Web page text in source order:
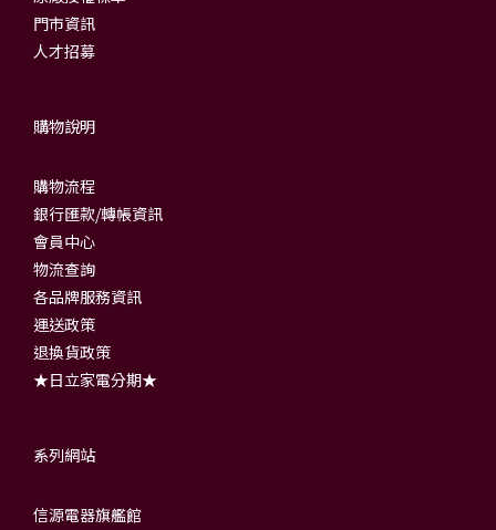
門市資訊
人才招募
購物說明
購物流程
銀行匯款/轉帳資訊
會員中心
物流查詢
各品牌服務資訊
運送政策
退換貨政策
★日立家電分期★
系列網站
信源電器旗艦館